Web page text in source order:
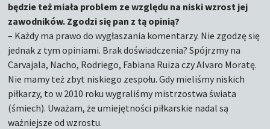
będzie też miała problem ze względu na niski wzrost jej
zawodników. Zgodzi się pan z tą opinią?
– Każdy ma prawo do wygłaszania komentarzy. Nie zgodzę się
jednak z tym opiniami. Brak doświadczenia? Spójrzmy na
Carvajala, Nacho, Rodriego, Fabiana Ruiza czy Alvaro Moratę.
Nie mamy też zbyt niskiego zespołu. Gdy mieliśmy niskich
piłkarzy, to w 2010 roku wygraliśmy mistrzostwa świata
(śmiech). Uważam, że umiejętności piłkarskie nadal są
ważniejsze od wzrostu.